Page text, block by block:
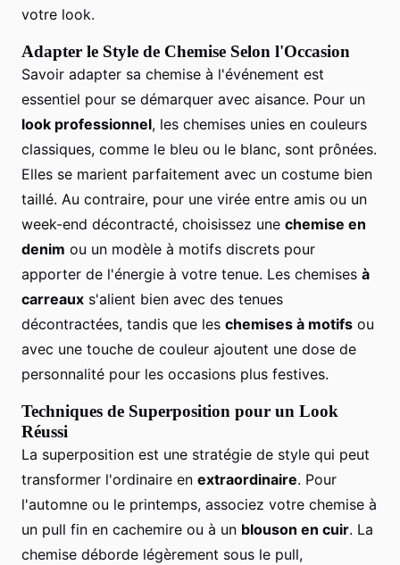
votre look.
Adapter le Style de Chemise Selon l'Occasion
Savoir adapter sa chemise à l'événement est
essentiel pour se démarquer avec aisance. Pour un
look professionnel, les chemises unies en couleurs
classiques, comme le bleu ou le blanc, sont prônées.
Elles se marient parfaitement avec un costume bien
taillé. Au contraire, pour une virée entre amis ou un
week-end décontracté, choisissez une chemise en
denim ou un modèle à motifs discrets pour
apporter de l'énergie à votre tenue. Les chemises à
carreaux s'alient bien avec des tenues
décontractées, tandis que les chemises à motifs ou
avec une touche de couleur ajoutent une dose de
personnalité pour les occasions plus festives.
Techniques de Superposition pour un Look
Réussi
La superposition est une stratégie de style qui peut
transformer l'ordinaire en extraordinaire. Pour
l'automne ou le printemps, associez votre chemise à
un pull fin en cachemire ou à un blouson en cuir. La
chemise déborde légèrement sous le pull,